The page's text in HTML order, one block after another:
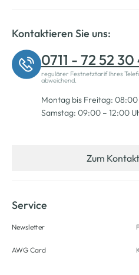
Kontaktieren Sie uns:
0711 - 72 52
regulärer Festnetztarif Ihres
abweichend.
Montag bis Freitag:
Samstag: 09:00 – 12:00
Zum
Service
Newsletter
AWG Card